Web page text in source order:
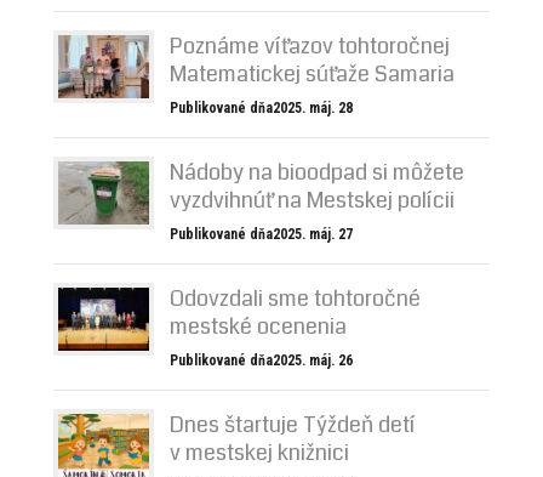
Poznáme víťazov tohtoročnej
Matematickej súťaže Samaria
Publikované dňa2025. máj. 28
Nádoby na bioodpad si môžete
vyzdvihnúť na Mestskej polícii
Publikované dňa2025. máj. 27
Odovzdali sme tohtoročné
mestské ocenenia
Publikované dňa2025. máj. 26
Dnes štartuje Týždeň detí
v mestskej knižnici